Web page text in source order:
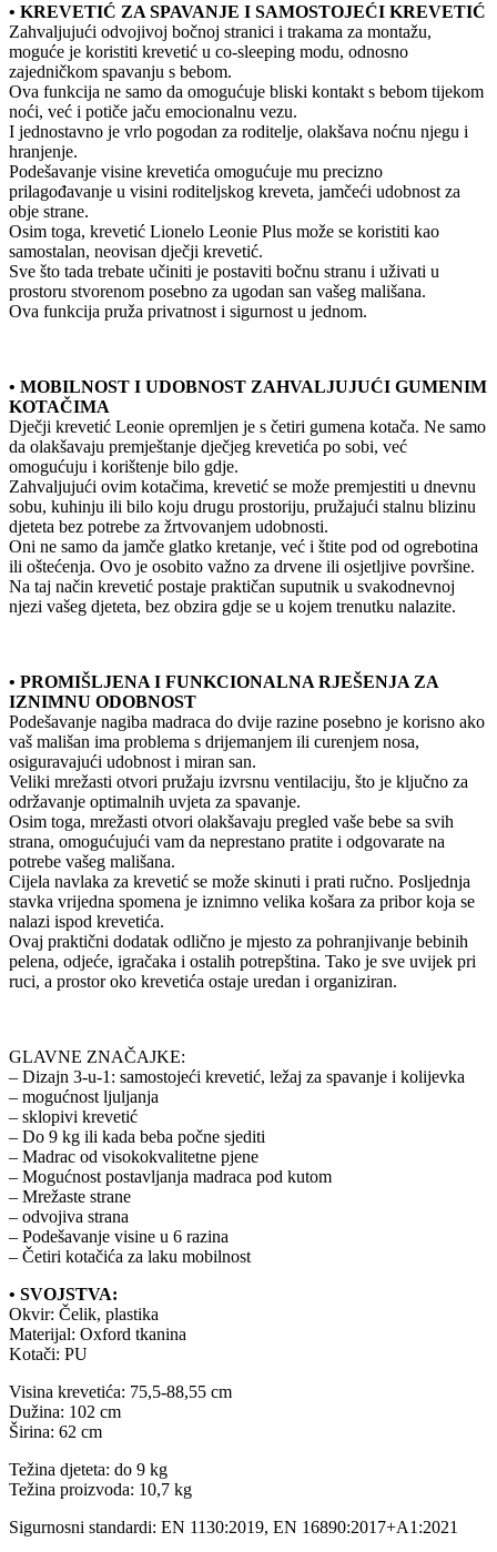
• KREVETIĆ ZA SPAVANJE I SAMOSTOJEĆI KREVETIĆ
Zahvaljujući odvojivoj bočnoj stranici i trakama za montažu,
moguće je koristiti krevetić u co-sleeping modu, odnosno
zajedničkom spavanju s bebom.
Ova funkcija ne samo da omogućuje bliski kontakt s bebom tijekom
noći, već i potiče jaču emocionalnu vezu.
I jednostavno je vrlo pogodan za roditelje, olakšava noćnu njegu i
hranjenje.
Podešavanje visine krevetića omogućuje mu precizno
prilagođavanje u visini roditeljskog kreveta, jamčeći udobnost za
obje strane.
Osim toga, krevetić Lionelo Leonie Plus može se koristiti kao
samostalan, neovisan dječji krevetić.
Sve što tada trebate učiniti je postaviti bočnu stranu i uživati u
prostoru stvorenom posebno za ugodan san vašeg mališana.
Ova funkcija pruža privatnost i sigurnost u jednom.
• MOBILNOST I UDOBNOST ZAHVALJUJUĆI GUMENIM
KOTAČIMA
Dječji krevetić Leonie opremljen je s četiri gumena kotača. Ne samo
da olakšavaju premještanje dječjeg krevetića po sobi, već
omogućuju i korištenje bilo gdje.
Zahvaljujući ovim kotačima, krevetić se može premjestiti u dnevnu
sobu, kuhinju ili bilo koju drugu prostoriju, pružajući stalnu blizinu
djeteta bez potrebe za žrtvovanjem udobnosti.
Oni ne samo da jamče glatko kretanje, već i štite pod od ogrebotina
ili oštećenja. Ovo je osobito važno za drvene ili osjetljive površine.
Na taj način krevetić postaje praktičan suputnik u svakodnevnoj
njezi vašeg djeteta, bez obzira gdje se u kojem trenutku nalazite.
• PROMIŠLJENA I FUNKCIONALNA RJEŠENJA ZA
IZNIMNU ODOBNOST
Podešavanje nagiba madraca do dvije razine posebno je korisno ako
vaš mališan ima problema s drijemanjem ili curenjem nosa,
osiguravajući udobnost i miran san.
Veliki mrežasti otvori pružaju izvrsnu ventilaciju, što je ključno za
održavanje optimalnih uvjeta za spavanje.
Osim toga, mrežasti otvori olakšavaju pregled vaše bebe sa svih
strana, omogućujući vam da neprestano pratite i odgovarate na
potrebe vašeg mališana.
Cijela navlaka za krevetić se može skinuti i prati ručno. Posljednja
stavka vrijedna spomena je iznimno velika košara za pribor koja se
nalazi ispod krevetića.
Ovaj praktični dodatak odlično je mjesto za pohranjivanje bebinih
pelena, odjeće, igračaka i ostalih potrepština. Tako je sve uvijek pri
ruci, a prostor oko krevetića ostaje uredan i organiziran.
GLAVNE ZNAČAJKE:
– Dizajn 3-u-1: samostojeći krevetić, ležaj za spavanje i kolijevka
– mogućnost ljuljanja
– sklopivi krevetić
– Do 9 kg ili kada beba počne sjediti
– Madrac od visokokvalitetne pjene
– Mogućnost postavljanja madraca pod kutom
– Mrežaste strane
– odvojiva strana
– Podešavanje visine u 6 razina
– Četiri kotačića za laku mobilnost
• SVOJSTVA:
Okvir: Čelik, plastika
Materijal: Oxford tkanina
Kotači: PU
Visina krevetića: 75,5-88,55 cm
Dužina: 102 cm
Širina: 62 cm
Težina djeteta: do 9 kg
Težina proizvoda: 10,7 kg
Sigurnosni standardi: EN 1130:2019, EN 16890:2017+A1:2021